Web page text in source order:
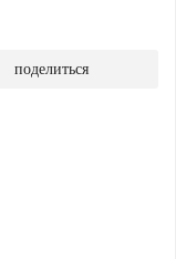
поделиться